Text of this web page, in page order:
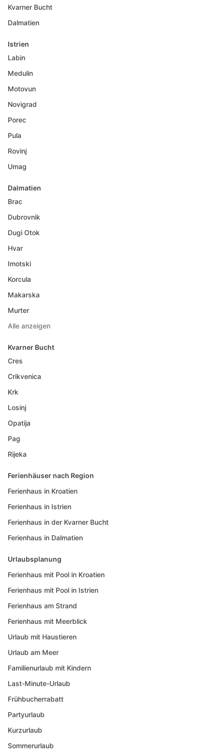
Kvarner Bucht
Dalmatien
Istrien
Labin
Medulin
Motovun
Novigrad
Porec
Pula
Rovinj
Umag
Dalmatien
Brac
Dubrovnik
Dugi Otok
Hvar
Imotski
Korcula
Makarska
Murter
Alle anzeigen
Kvarner Bucht
Cres
Crikvenica
Krk
Losinj
Opatija
Pag
Rijeka
Ferienhäuser nach Region
Ferienhaus in Kroatien
Ferienhaus in Istrien
Ferienhaus in der Kvarner Bucht
Ferienhaus in Dalmatien
Urlaubsplanung
Ferienhaus mit Pool in Kroatien
Ferienhaus mit Pool in Istrien
Ferienhaus am Strand
Ferienhaus mit Meerblick
Urlaub mit Haustieren
Urlaub am Meer
Familienurlaub mit Kindern
Last-Minute-Urlaub
Frühbucherrabatt
Partyurlaub
Kurzurlaub
Sommerurlaub